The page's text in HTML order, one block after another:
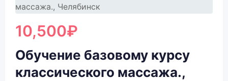
10,500₽
Обучение базовому курсу
классического массажа.,